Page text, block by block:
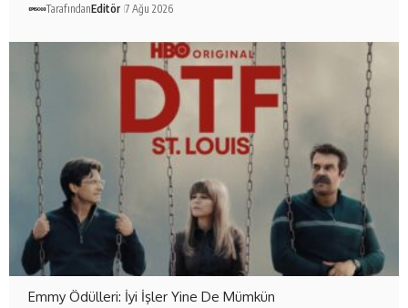
TarafındanEditör 7 Ağu 2026
Emmy Ödülleri: İyi İşler Yine De Mümkün